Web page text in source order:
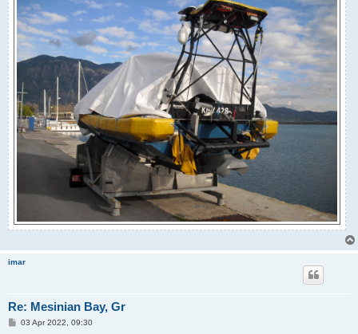
imar
Re: Mesinian Bay, Gr
P03 Apr 2022, 09:30